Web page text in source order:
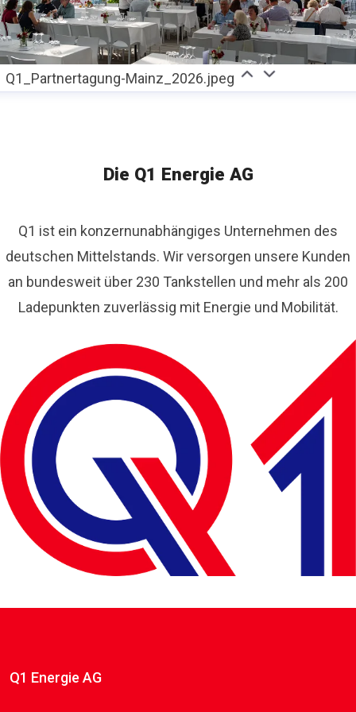
Q1_Partnertagung-Mainz_2026.jpeg
Die Q1 Energie AG
Q1 ist ein konzernunabhängiges Unternehmen des
deutschen Mittelstands. Wir versorgen unsere Kunden
an bundesweit über 230 Tankstellen und mehr als 200
Ladepunkten zuverlässig mit Energie und Mobilität.
Q1 Energie AG